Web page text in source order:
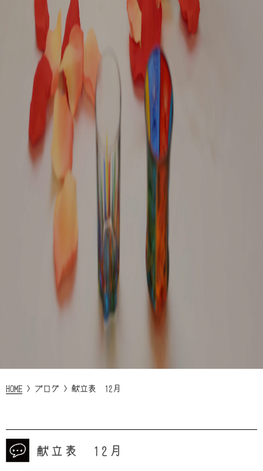
HOME > ブログ > 献立表 12月
献立表 12月